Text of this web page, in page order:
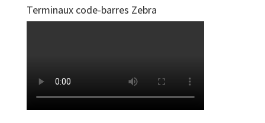
Terminaux code-barres Zebra